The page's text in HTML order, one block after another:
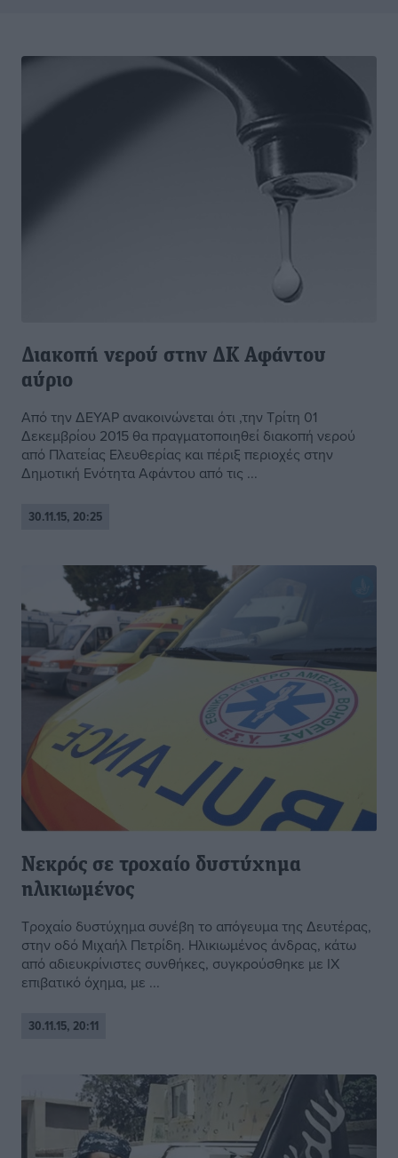
Διακοπή νερού στην ΔΚ Αφάντου
αύριο
Από την ΔΕΥΑΡ ανακοινώνεται ότι ,την Τρίτη 01
Δεκεμβρίου 2015 θα πραγματοποιηθεί διακοπή νερού
από Πλατείας Ελευθερίας και πέριξ περιοχές στην
Δημοτική Ενότητα Αφάντου από τις ...
30.11.15, 20:25
Νεκρός σε τροχαίο δυστύχημα
ηλικιωμένος
Τροχαίο δυστύχημα συνέβη το απόγευμα της Δευτέρας,
στην οδό Μιχαήλ Πετρίδη. Ηλικιωμένος άνδρας, κάτω
από αδιευκρίνιστες συνθήκες, συγκρούσθηκε με ΙΧ
επιβατικό όχημα, με ...
30.11.15, 20:11